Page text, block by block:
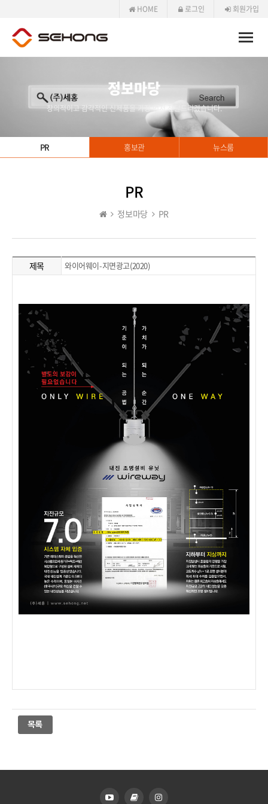
HOME 로그인 회원가입
Toggle
정보마당
창의적이고 감각적인 신제품을 가장 먼저 전달드리겠습니다.
PR 홍보관 뉴스룸
PR
정보마당 PR
제목 와이어웨이-지면광고(2020)